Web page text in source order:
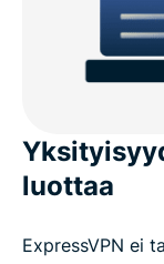
luottaa
ExpressVPN ei